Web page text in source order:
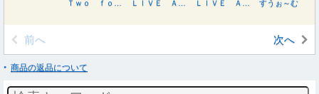
すうぉ～む！！
前へ 次へ
商品の返品について